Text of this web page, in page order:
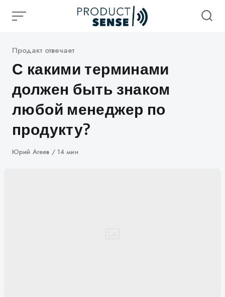
Категория
Продакт отвечает
С какими терминами
должен быть знаком
любой менеджер по
продукту?
Автор
Юрий Агеев 14 мин